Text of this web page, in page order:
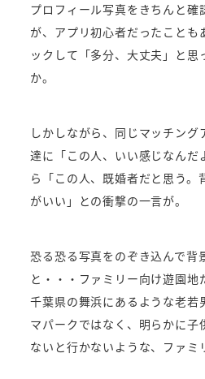
プロフィール写真をきちんと確
が、アプリ初心者だったことも
ックして「多分、大丈夫」と思
か。
しかしながら、同じマッチング
達に「この人、いい感じなんだ
ら「この人、既婚者だと思う。
がいい」との衝撃の一言が。
恐る恐る写真をのぞき込んで背
と・・・ファミリー向け遊園地
千葉県の舞浜にあるような老若
マパークではなく、明らかに子
ないと行かないような、ファミ